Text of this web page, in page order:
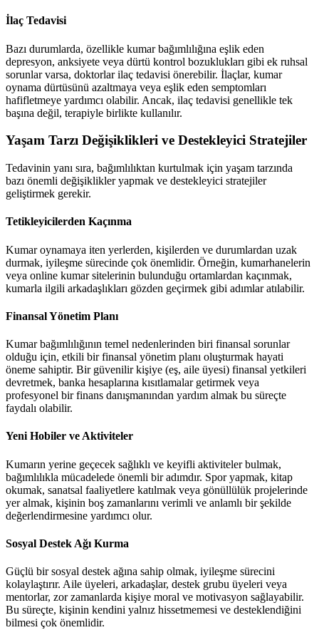
İlaç Tedavisi
Bazı durumlarda, özellikle kumar bağımlılığına eşlik eden
depresyon, anksiyete veya dürtü kontrol bozuklukları gibi ek ruhsal
sorunlar varsa, doktorlar ilaç tedavisi önerebilir. İlaçlar, kumar
oynama dürtüsünü azaltmaya veya eşlik eden semptomları
hafifletmeye yardımcı olabilir. Ancak, ilaç tedavisi genellikle tek
başına değil, terapiyle birlikte kullanılır.
Yaşam Tarzı Değişiklikleri ve Destekleyici Stratejiler
Tedavinin yanı sıra, bağımlılıktan kurtulmak için yaşam tarzında
bazı önemli değişiklikler yapmak ve destekleyici stratejiler
geliştirmek gerekir.
Tetikleyicilerden Kaçınma
Kumar oynamaya iten yerlerden, kişilerden ve durumlardan uzak
durmak, iyileşme sürecinde çok önemlidir. Örneğin, kumarhanelerin
veya online kumar sitelerinin bulunduğu ortamlardan kaçınmak,
kumarla ilgili arkadaşlıkları gözden geçirmek gibi adımlar atılabilir.
Finansal Yönetim Planı
Kumar bağımlılığının temel nedenlerinden biri finansal sorunlar
olduğu için, etkili bir finansal yönetim planı oluşturmak hayati
öneme sahiptir. Bir güvenilir kişiye (eş, aile üyesi) finansal yetkileri
devretmek, banka hesaplarına kısıtlamalar getirmek veya
profesyonel bir finans danışmanından yardım almak bu süreçte
faydalı olabilir.
Yeni Hobiler ve Aktiviteler
Kumarın yerine geçecek sağlıklı ve keyifli aktiviteler bulmak,
bağımlılıkla mücadelede önemli bir adımdır. Spor yapmak, kitap
okumak, sanatsal faaliyetlere katılmak veya gönüllülük projelerinde
yer almak, kişinin boş zamanlarını verimli ve anlamlı bir şekilde
değerlendirmesine yardımcı olur.
Sosyal Destek Ağı Kurma
Güçlü bir sosyal destek ağına sahip olmak, iyileşme sürecini
kolaylaştırır. Aile üyeleri, arkadaşlar, destek grubu üyeleri veya
mentorlar, zor zamanlarda kişiye moral ve motivasyon sağlayabilir.
Bu süreçte, kişinin kendini yalnız hissetmemesi ve desteklendiğini
bilmesi çok önemlidir.